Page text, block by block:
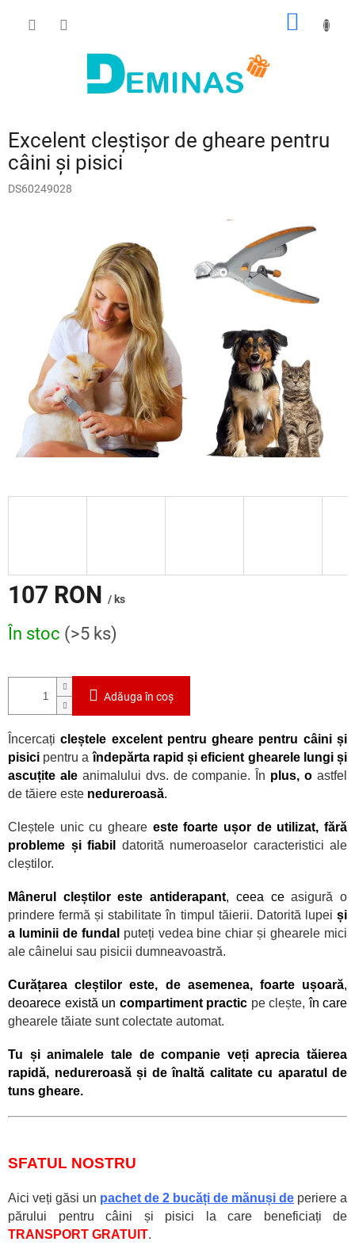
COŞ
Excelent cleștișor de gheare pentru
câini și pisici
DS60249028
107 RON / ks
Evaluare
preţ:
În stoc (>5 ks)
Adăuga în coş
Încercațicleștele excelent pentru gheare pentru câini și
pisici pentru aîndepărta rapid și eficient ghearele lungi și
ascuțite ale animalului dvs. de companie. În plus, oastfel
de tăiere este nedureroasă.
Cleștele unic cu gheare este foarte ușor de utilizat, fără
probleme și fiabil datorită numeroaselor caracteristici ale
cleștilor.
Mânerul cleștilor este antiderapant, ceea ceasigură o
prindere fermă și stabilitateîn timpul tăierii. Datorită lupeiși
a luminii de fundal puteți vedea bine chiar și ghearele mici
ale câinelui sau pisicii dumneavoastră.
Curățarea cleștilor este, de asemenea, foarte ușoară,
deoarece există un compartiment practic pe clește,în care
ghearele tăiate sunt colectate automat.
Tu și animalele tale de companie veți aprecia tăierea
rapidă, nedureroasă și deînaltă calitate cu aparatul de
tuns gheare.
SFATUL NOSTRU
Aici veți găsi un pachet de 2 bucăți de mănuși de periere a
părului pentru câini și pisici la care beneficiați de
TRANSPORT GRATUIT.